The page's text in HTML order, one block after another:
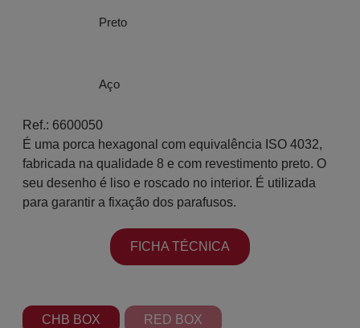
Preto
Aço
Ref.: 6600050
É uma porca hexagonal com equivalência ISO 4032,
fabricada na qualidade 8 e com revestimento preto. O
seu desenho é liso e roscado no interior. É utilizada
para garantir a fixação dos parafusos.
FICHA TÉCNICA
CHB BOX RED BOX